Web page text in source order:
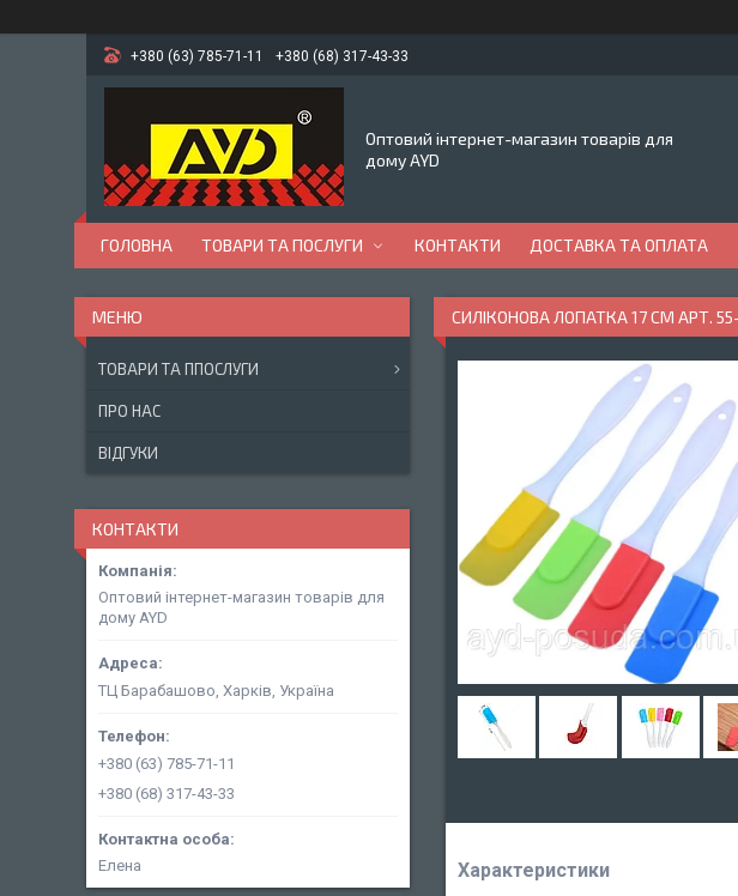
+380 (63) 785-71-11 +380 (68) 317-43-33
Оптовий інтернет-магазин товарів для
дому AYD
ГОЛОВНА ТОВАРИ ТА ПОСЛУГИ КОНТАКТИ ДОСТАВКА ТА ОПЛАТА
СИЛІКОНОВА ЛОПАТКА 17 СМ АРТ.
Характеристики
ТОВАРИ ТА ППОСЛУГИ
ПРО НАС
ВІДГУКИ
КОНТАКТИ
Оптовий інтернет-магазин товарів для
дому AYD
ТЦ Барабашово, Харків, Україна
+380 (63) 785-71-11
+380 (68) 317-43-33
Елена